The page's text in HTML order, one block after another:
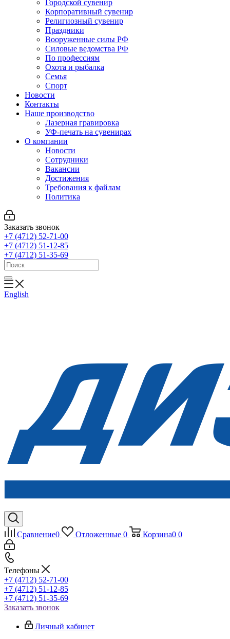
Городской сувенир
Корпоративный сувенир
Религиозный сувенир
Праздники
Вооруженные силы РФ
Силовые ведомства РФ
По профессиям
Охота и рыбалка
Семья
Спорт
Новости
Контакты
Наше производство
Лазерная гравировка
УФ-печать на сувенирах
О компании
Новости
Сотрудники
Вакансии
Достижения
Требования к файлам
Политика
Заказать звонок
+7 (4712) 52-71-00
+7 (4712) 51-12-85
+7 (4712) 51-35-69
English
Сравнение0 Отложенные 0 Корзина0 0
Телефоны
+7 (4712) 52-71-00
+7 (4712) 51-12-85
+7 (4712) 51-35-69
Заказать звонок
Личный кабинет